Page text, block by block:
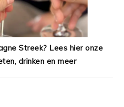
Streek? Lees hier onze
drinken en meer